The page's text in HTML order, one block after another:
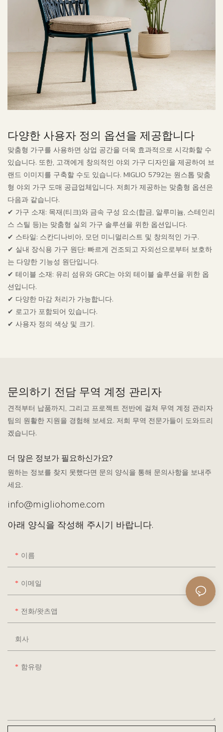
다양한 사용자 정의 옵션을 제공합니다
맞춤형 가구를 사용하면 상업 공간을 더욱 효과적으로 시각화할 수
있습니다. 또한, 고객에게 창의적인 야외 가구 디자인을 제공하여 브
랜드 이미지를 구축할 수도 있습니다. MIGLIO 5792는 원스톱 맞춤
형 야외 가구 도매 공급업체입니다. 저희가 제공하는 맞춤형 옵션은
다음과 같습니다.
✔ 가구 소재: 목재(티크)와 금속 구성 요소(합금, 알루미늄, 스테인리
스 스틸 등)는 맞춤형 실외 가구 솔루션을 위한 옵션입니다.
✔ 스타일: 스칸디나비아, 모던 미니멀리스트 및 창의적인 가구.
✔ 실내 장식용 가구 원단: 빠르게 건조되고 자외선으로부터 보호하
는 다양한 기능성 원단입니다.
✔ 테이블 소재: 유리 섬유와 GRC는 야외 테이블 솔루션을 위한 옵
션입니다.
✔ 다양한 마감 처리가 가능합니다.
✔ 로고가 포함되어 있습니다.
✔ 사용자 정의 색상 및 크기.
문의하기 전담 무역 계정 관리자
견적부터 납품까지, 그리고 프로젝트 전반에 걸쳐 무역 계정 관리자
팀의 원활한 지원을 경험해 보세요. 저희 무역 전문가들이 도와드리
겠습니다.
더 많은 정보가 필요하신가요?
원하는 정보를 찾지 못했다면 문의 양식을 통해 문의사항을 보내주
세요.
info@migliohome.com
아래 양식을 작성해 주시기 바랍니다.
이름
이메일
전화/왓츠앱
회사
함유량